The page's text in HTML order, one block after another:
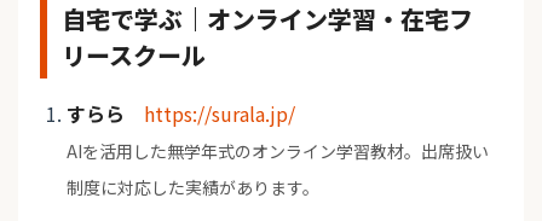
自宅で学ぶ｜オンライン学習・在宅フ
リースクール
すらら https://surala.jp/
AIを活用した無学年式のオンライン学習教材。出席扱い
制度に対応した実績があります。